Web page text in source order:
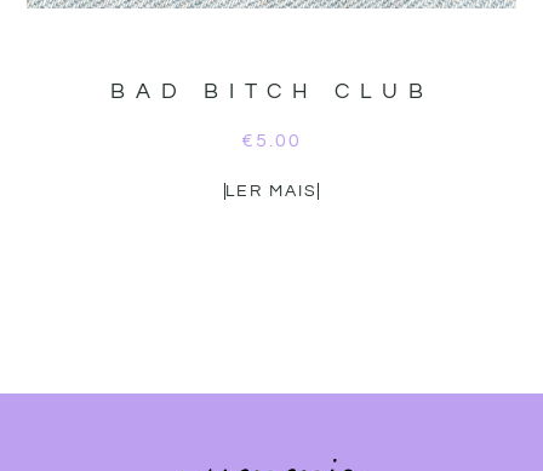
BAD BITCH CLUB
€ 5.00
LER MAIS